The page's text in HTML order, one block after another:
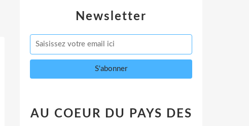
Newsletter
AU COEUR DU PAYS DES